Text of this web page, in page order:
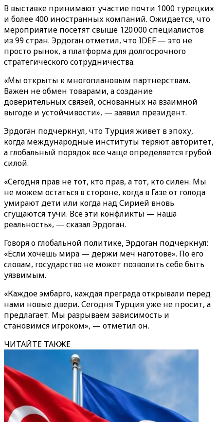
В выставке принимают участие почти 1000 турецких
и более 400 иностранных компаний. Ожидается, что
мероприятие посетят свыше 120 000 специалистов
из 99 стран. Эрдоган отметил, что IDEF — это не
просто рынок, а платформа для долгосрочного
стратегического сотрудничества.
«Мы открыты к многоплановым партнерствам.
Важен не обмен товарами, а создание
доверительных связей, основанных на взаимной
выгоде и устойчивости», — заявил президент.
Эрдоган подчеркнул, что Турция живет в эпоху,
когда международные институты теряют авторитет,
а глобальный порядок все чаще определяется грубой
силой.
«Сегодня прав не тот, кто прав, а тот, кто силен. Мы
не можем остаться в стороне, когда в Газе от голода
умирают дети или когда над Сирией вновь
сгущаются тучи. Все эти конфликты — наша
реальность», — сказал Эрдоган.
Говоря о глобальной политике, Эрдоган подчеркнул:
«Если хочешь мира — держи меч наготове». По его
словам, государство не может позволить себе быть
уязвимым.
«Каждое эмбарго, каждая преграда открывали перед
нами новые двери. Сегодня Турция уже не просит, а
предлагает. Мы разрываем зависимость и
становимся игроком», — отметил он.
ЧИТАЙТЕ ТАКЖЕ